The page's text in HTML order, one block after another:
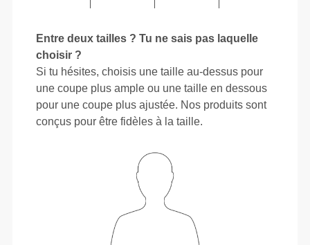
Entre deux tailles ? Tu ne sais pas laquelle
choisir ?
Si tu hésites, choisis une taille au-dessus pour
une coupe plus ample ou une taille en dessous
pour une coupe plus ajustée. Nos produits sont
conçus pour être fidèles à la taille.